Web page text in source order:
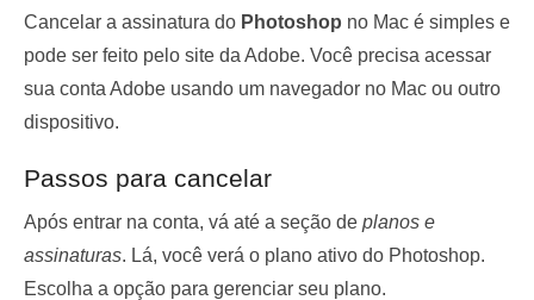
Cancelar a assinatura do Photoshop no Mac é simples e
pode ser feito pelo site da Adobe. Você precisa acessar
sua conta Adobe usando um navegador no Mac ou outro
dispositivo.
Passos para cancelar
Após entrar na conta, vá até a seção de planos e
assinaturas. Lá, você verá o plano ativo do Photoshop.
Escolha a opção para gerenciar seu plano.